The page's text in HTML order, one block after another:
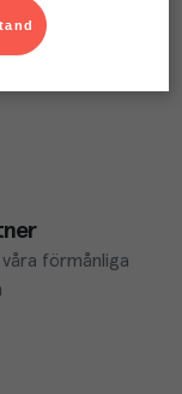
artiklar och
förmånliga